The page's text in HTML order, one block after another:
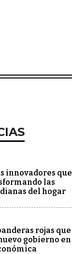
innovadores que
las
del hogar
rojas que
gobierno en